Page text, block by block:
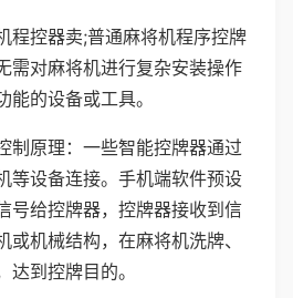
程控器卖;普通麻将机程序控牌
需对麻将机进行复杂安装操作
的设备或工具。
制原理：一些智能控牌器通过
等设备连接。手机端软件预设
号给控牌器，控牌器接收到信
或机械结构，在麻将机洗牌、
到控牌目的。